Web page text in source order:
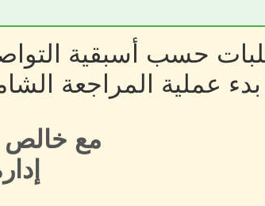
حسب أسبقية
عملية المراجعة
مع خالص